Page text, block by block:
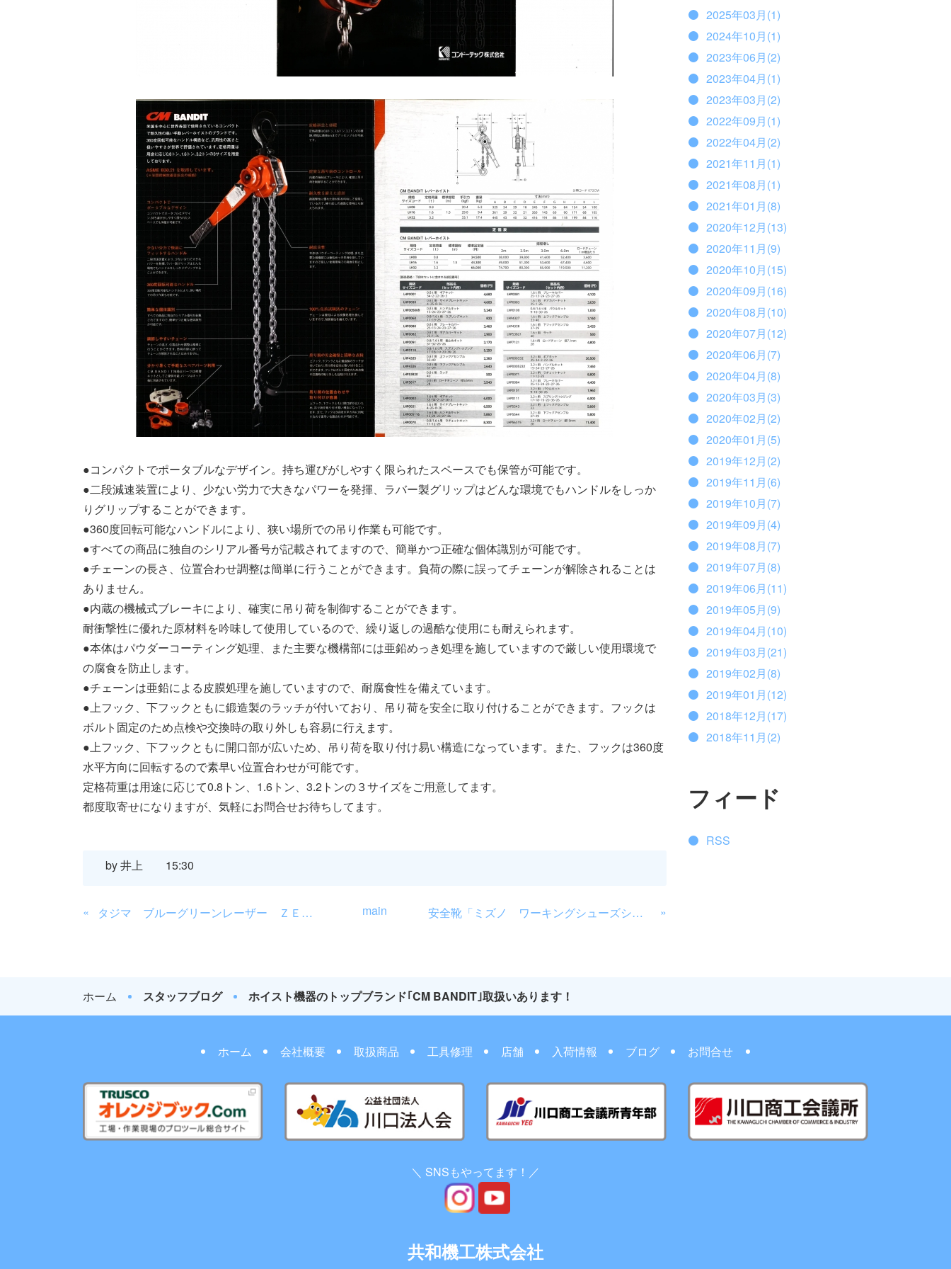
●コンパクトでポータブルなデザイン。持ち運びがしやすく限られたスペースでも保管が可能です。
●二段減速装置により、少ない労力で大きなパワーを発揮、ラバー製グリップはどんな環境でもハンドルをしっか
りグリップすることができます。
●360度回転可能なハンドルにより、狭い場所での吊り作業も可能です。
●すべての商品に独自のシリアル番号が記載されてますので、簡単かつ正確な個体識別が可能です。
●チェーンの長さ、位置合わせ調整は簡単に行うことができます。負荷の際に誤ってチェーンが解除されることは
ありません。
●内蔵の機械式ブレーキにより、確実に吊り荷を制御することができます。
耐衝撃性に優れた原材料を吟味して使用しているので、繰り返しの過酷な使用にも耐えられます。
●本体はパウダーコーティング処理、また主要な機構部には亜鉛めっき処理を施していますので厳しい使用環境で
の腐食を防止します。
●チェーンは亜鉛による皮膜処理を施していますので、耐腐食性を備えています。
●上フック、下フックともに鍛造製のラッチが付いており、吊り荷を安全に取り付けることができます。フックは
ボルト固定のため点検や交換時の取り外しも容易に行えます。
●上フック、下フックともに開口部が広いため、吊り荷を取り付け易い構造になっています。また、フックは360度
水平方向に回転するので素早い位置合わせが可能です。
定格荷重は用途に応じて0.8トン、1.6トン、3.2トンの３サイズをご用意してます。
都度取寄せになりますが、気軽にお問合せお待ちしてます。
by井上 15:30
« タジマ ブルーグリーンレーザー ＺＥＲＯ ＢＬＵＥ main 安全靴「ミズノ ワーキングシューズシリーズ」取扱いあります！ »
2025年03月(1)
2024年10月(1)
2023年06月(2)
2023年04月(1)
2023年03月(2)
2022年09月(1)
2022年04月(2)
2021年11月(1)
2021年08月(1)
2021年01月(8)
2020年12月(13)
2020年11月(9)
2020年10月(15)
2020年09月(16)
2020年08月(10)
2020年07月(12)
2020年06月(7)
2020年04月(8)
2020年03月(3)
2020年02月(2)
2020年01月(5)
2019年12月(2)
2019年11月(6)
2019年10月(7)
2019年09月(4)
2019年08月(7)
2019年07月(8)
2019年06月(11)
2019年05月(9)
2019年04月(10)
2019年03月(21)
2019年02月(8)
2019年01月(12)
2018年12月(17)
2018年11月(2)
フィード
RSS
ホーム スタッフブログ ホイスト機器のトップブランド｢CM BANDIT｣取扱いあります！
ホーム 会社概要 取扱商品 工具修理 店舗 入荷情報 ブログ お問合せ
＼ SNSもやってます！／
共和機工株式会社